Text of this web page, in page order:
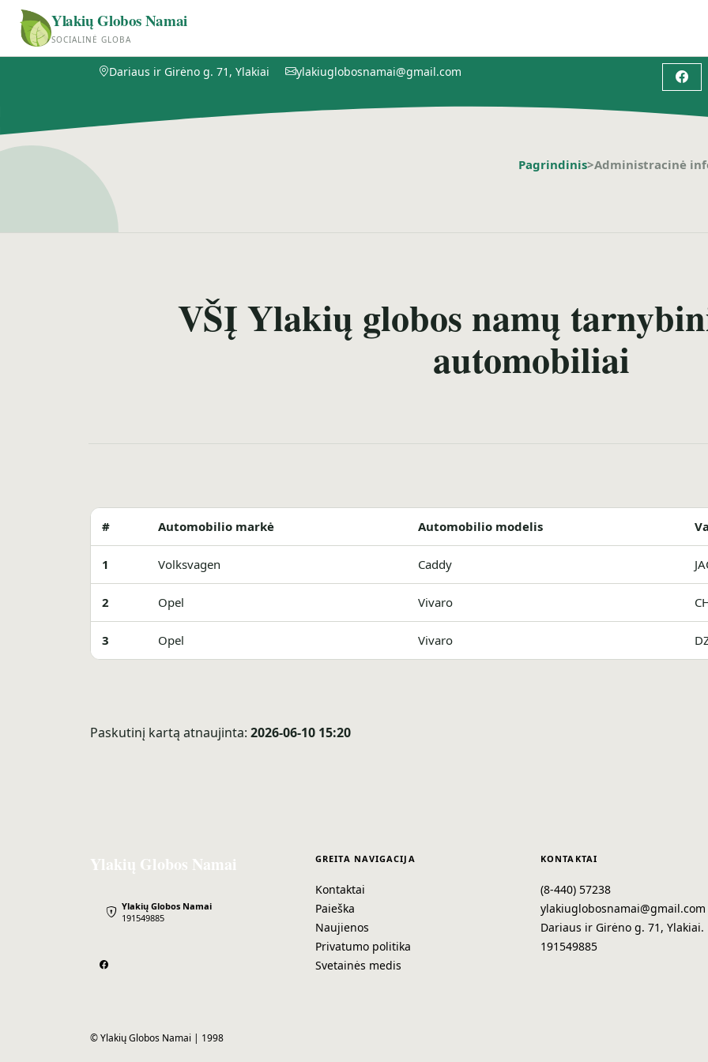
Dariaus ir Girėno g. 71, Ylakiai ylakiuglobosnamai@gmail.com
Ylakių Globos Namai
SOCIALINĖ GLOBA
Pagrindinis>Administracinė
VŠĮ Ylakių globos namų
automobiliai
# Automobilio markė Automobilio modelis
1 Volksvagen Caddy
2 Opel Vivaro
3 Opel Vivaro
Paskutinį kartą atnaujinta: 2026-06-10 15:20
Ylakių Globos Namai
Ylakių Globos Namai
191549885
GREITA NAVIGACIJA
Kontaktai
Paieška
Naujienos
Privatumo politika
Svetainės medis
KONTAKTAI
(8-440) 57238
ylakiuglobosnamai@gmail.com
Dariaus ir Girėno g. 71, Ylakiai.
191549885
© Ylakių Globos Namai | 1998